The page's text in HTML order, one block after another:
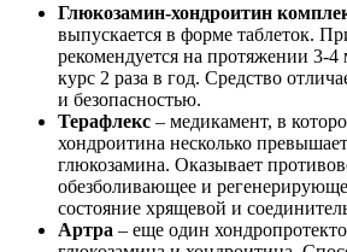
Глюкозамин-хондроитин
выпускается в форме таблеток.
рекомендуется на протяжении 3-4
курс 2 раза в год. Средство
и безопасностью.
Терафлекс – медикамент, в
хондроитина несколько
глюкозамина. Оказывает
обезболивающее и
состояние хрящевой и
Артра – еще один